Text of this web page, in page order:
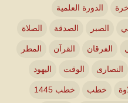
الدورة العلمية
الصبر الصدقة الصلاة
الفرقان القرآن المطر
النصارى الوقت اليهود
خطب خطب 1445